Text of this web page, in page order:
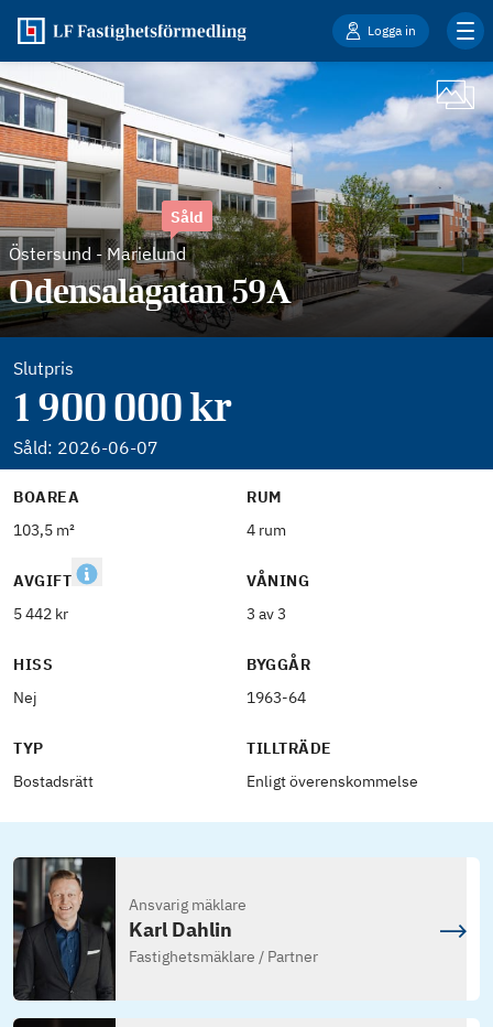
Logga in
Östersund -Marielund
Såld
Odensalagatan 59A
Slutpris
1 900 000 kr
Såld: 2026-06-07
BOAREA
103,5 m²
RUM
4 rum
AVGIFT
5 442 kr
VÅNING
3 av 3
HISS
Nej
BYGGÅR
1963-64
TYP
Bostadsrätt
TILLTRÄDE
Enligt överenskommelse
Ansvarig mäklare
Karl Dahlin
Fastighetsmäklare / Partner